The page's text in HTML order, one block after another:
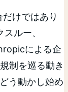
けではあり
ルー、
による企
制を巡る動き
う動かし始め